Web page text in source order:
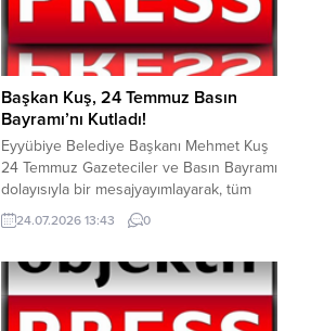
Başkan Kuş, 24 Temmuz Basın
Bayramı’nı Kutladı!
Eyyübiye Belediye Başkanı Mehmet Kuş
24 Temmuz Gazeteciler ve Basın Bayramı
dolayısıyla bir mesajyayımlayarak, tüm
gazetecilerin basın bayramını kutladı.
Başkan Kuş mesajında şunları dile
Temmuz 1908 tarihinden bu yana basın
mensupları doğruluk, tarafsızlıkve hızlı
habercilik anlayışıyla milletimizin yanında
24.07.2026 13:43 0